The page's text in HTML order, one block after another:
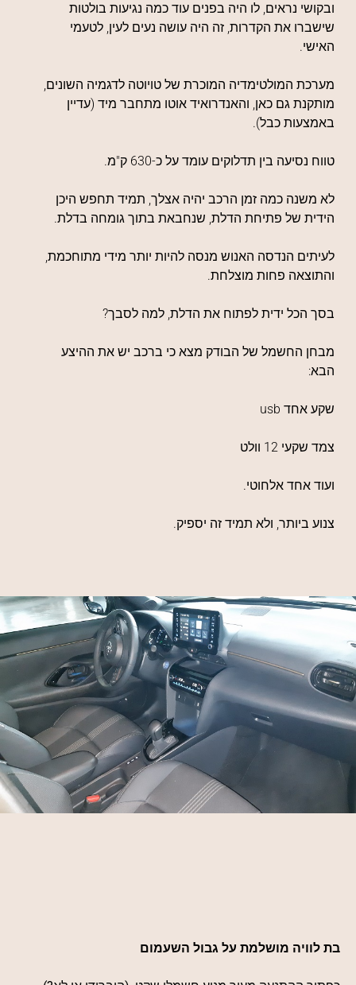
ובקושי נראים, לו היה בפנים עוד כמה נגיעות בולטות
שישברו את הקדרות, זה היה עושה נעים לעין, לטעמי
האישי.
מערכת המולטימדיה המוכרת של טויוטה לדגמיה השונים,
מותקנת גם כאן, והאנדרואיד אוטו מתחבר מיד (עדיין
באמצעות כבל).
טווח נסיעה בין תדלוקים עומד על כ-630 ק"מ.
לא משנה כמה זמן הרכב יהיה אצלך, תמיד תחפש היכן
הידית של פתיחת הדלת, שנחבאת בתוך גומחה בדלת.
לעיתים הנדסה האנוש מנסה להיות יותר מידי מתוחכמת,
והתוצאה פחות מוצלחת.
בסך הכל ידית לפתוח את הדלת, למה לסבך?
מבחן החשמל של הבודק מצא כי ברכב יש את ההיצע
הבא:
שקע אחד usb
צמד שקעי 12 וולט
ועוד אחד אלחוטי.
צנוע ביותר, ולא תמיד זה יספיק.
בת לוויה מושלמת על גבול השעמום